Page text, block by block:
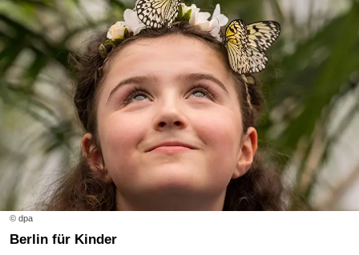
© dpa
Berlin für Kinder